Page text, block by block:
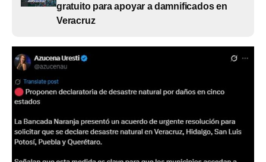
gratuito para apoyar a damnificados en
Veracruz